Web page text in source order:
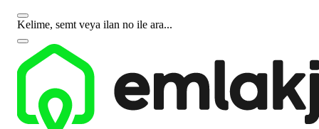
Kelime, semt veya ilan no ile ara...